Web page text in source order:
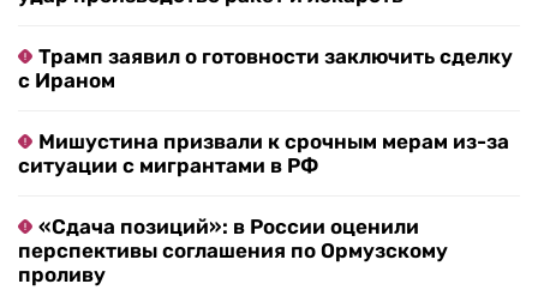
Трамп заявил о готовности заключить сделку
с Ираном
Мишустина призвали к срочным мерам из-за
ситуации с мигрантами в РФ
«Сдача позиций»: в России оценили
перспективы соглашения по Ормузскому
проливу